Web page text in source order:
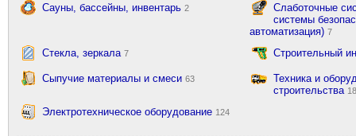
Сауны, бассейны, инвентарь 2
Слаботочные
системы
автоматизация) 7
Стекла, зеркала 7 Строительный
Сыпучие материалы и смеси 63
Техника и
строительства
Электротехническое оборудование 124